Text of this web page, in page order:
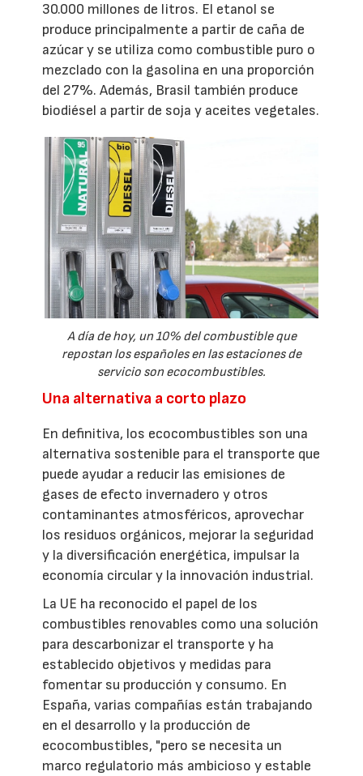
30.000 millones de litros. El etanol se
produce principalmente a partir de caña de
azúcar y se utiliza como combustible puro o
mezclado con la gasolina en una proporción
del 27%. Además, Brasil también produce
biodiésel a partir de soja y aceites vegetales.
A día de hoy, un 10% del combustible que
repostan los españoles en las estaciones de
servicio son ecocombustibles.
Una alternativa a corto plazo
En definitiva, los ecocombustibles son una
alternativa sostenible para el transporte que
puede ayudar a reducir las emisiones de
gases de efecto invernadero y otros
contaminantes atmosféricos, aprovechar
los residuos orgánicos, mejorar la seguridad
y la diversificación energética, impulsar la
economía circular y la innovación industrial.
La UE ha reconocido el papel de los
combustibles renovables como una solución
para descarbonizar el transporte y ha
establecido objetivos y medidas para
fomentar su producción y consumo. En
España, varias compañías están trabajando
en el desarrollo y la producción de
ecocombustibles, "pero se necesita un
marco regulatorio más ambicioso y estable